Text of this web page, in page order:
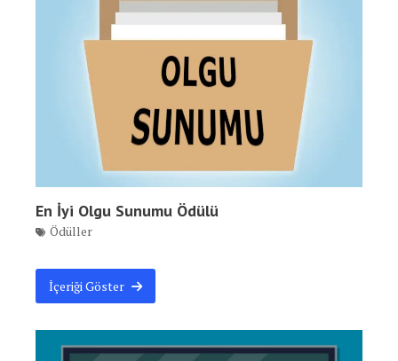
En İyi Olgu Sunumu Ödülü
Ödüller
İçeriği Göster